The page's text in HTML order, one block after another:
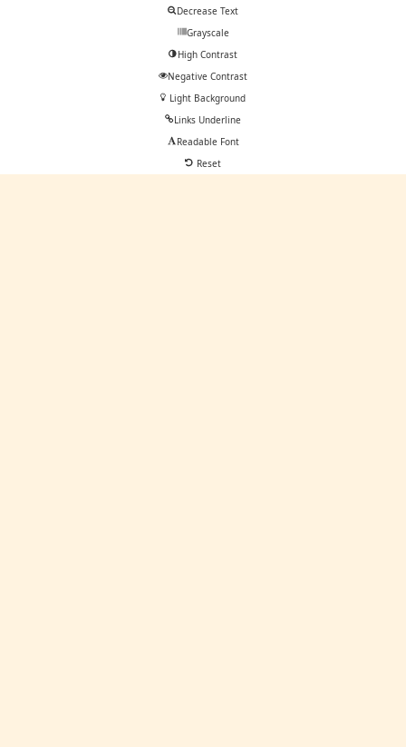
Decrease Text
Grayscale
High Contrast
Negative Contrast
Light Background
Links Underline
Readable Font
Reset